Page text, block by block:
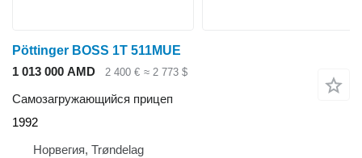
Pöttinger BOSS 1T 511MUE
1 013 000 AMD
2 400 € ≈ 2 773 $
Самозагружающийся прицеп
1992
Норвегия, Trøndelag